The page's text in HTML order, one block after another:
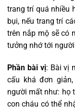
trang trí quá nhiều
bụi, nếu trang trí
trên nắp mộ sẽ có
tưởng nhớ tới
Phần bài vị: Bài vị
cấu khá đơn
người mất như: họ
con cháu có thể